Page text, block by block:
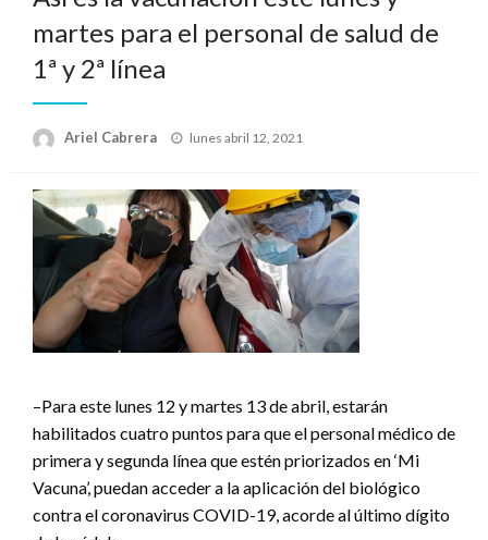
martes para el personal de salud de
1ª y 2ª línea
Ariel Cabrera
Publicado
lunes abril 12, 2021
–Para este lunes 12 y martes 13 de abril, estarán
habilitados cuatro puntos para que el personal médico de
primera y segunda línea que estén priorizados en ‘Mi
Vacuna’, puedan acceder a la aplicación del biológico
contra el coronavirus COVID-19, acorde al último dígito